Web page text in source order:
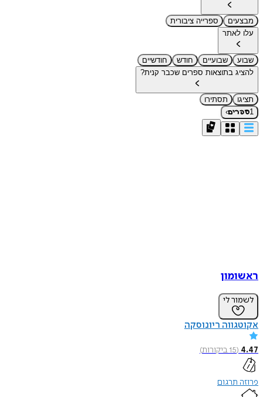
מבצעים
ספרייה ציבורית
עלו לאתר
שבוע שבועיים חודש
חודשיים
להציג בתוצאות ספרים שכבר קנית?
תציגו
תסתירו
1ספרים›
ראשומון
לשמור לי
אקוטגווה ריונוסקה
4.47
(
15ביקורות)
פרוזה תרגום